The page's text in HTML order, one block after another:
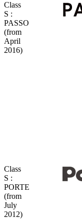
Class
S :
PASSO
(from
April
2016)
Class
S :
PORTE
(from
July
2012)